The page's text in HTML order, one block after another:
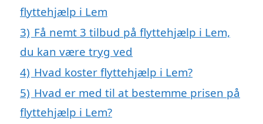
flyttehjælp i Lem
3) Få nemt 3 tilbud på flyttehjælp i Lem,
du kan være tryg ved
4) Hvad koster flyttehjælp i Lem?
5) Hvad er med til at bestemme prisen på
flyttehjælp i Lem?